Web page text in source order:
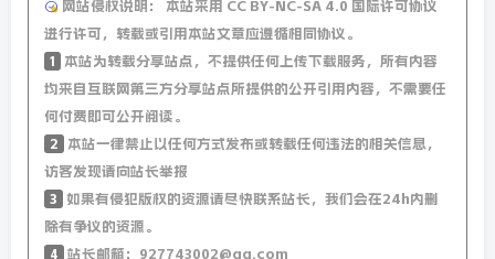
网站侵权说明：
本站采用 CC BY-NC-SA 4.0 国际许可协议
进行许可，转载或引用本站文章应遵循相同协议。
1
本站为转载分享站点，不提供任何上传下载服务，所有内容
均来自互联网第三方分享站点所提供的公开引用内容，不需要任
何付费即可公开阅读。
2
本站一律禁止以任何方式发布或转载任何违法的相关信息，
访客发现请向站长举报
3
如果有侵犯版权的资源请尽快联系站长，我们会在24h内删
除有争议的资源。
4 站长邮箱：927743002@qq.com